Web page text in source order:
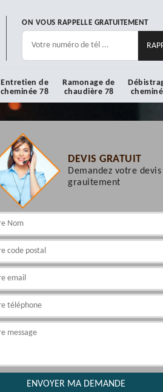
ON VOUS RAPPELLE GRATUITEMENT
Entretien de
cheminée 78
Ramonage de
chaudière 78
DEVIS GRATUIT
Demandez votre devis
grauitement